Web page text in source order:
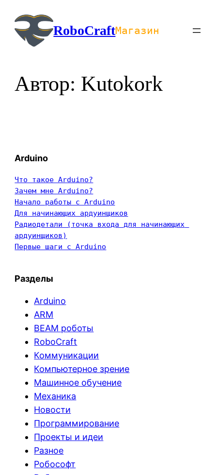
содержимомуRoboCraftМагазин
Автор: Kutokork
Arduino
Что такое Arduino?
Зачем мне Arduino?
Начало работы с Arduino
Для начинающих ардуинщиков
Радиодетали (точка входа для начинающих
ардуинщиков)
Первые шаги с Arduino
Разделы
Arduino
ARM
BEAM роботы
RoboCraft
Коммуникации
Компьютерное зрение
Машинное обучение
Механика
Новости
Программирование
Проекты и идеи
Разное
Робософт